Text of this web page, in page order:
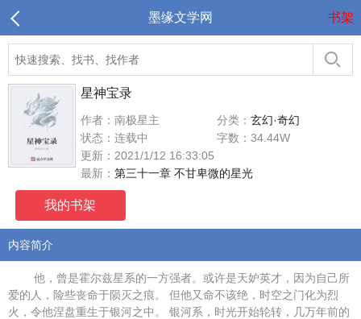
墨缘文学网 书架
星神宝录
作者：南极星主 分类： 玄幻·奇幻
状态：连载中
字数：34.44W
更新：2021/1/12 16:33:05
最新： 第三十一章 不甘卑微的星光
我的书架
内容简介
他，曾是霍尔兹星系的一方强者。或许是天妒英才，因为自己所
爱的人，险些丧命于陨灭之痕。 但他又命不该绝，时空之门化为烈
火，令他涅盘重生于银河之中。 银河系，时光开始轮转，几万年前的